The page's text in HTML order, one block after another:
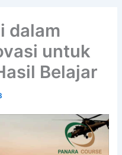
dalam
untuk
Belajar